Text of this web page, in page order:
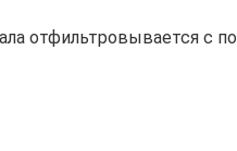
отфильтровывается с